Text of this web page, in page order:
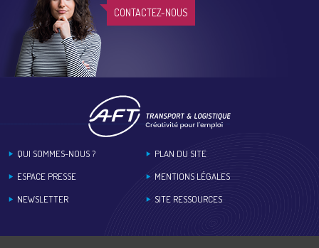
CONTACTEZ-NOUS
QUI SOMMES-NOUS ?
ESPACE PRESSE
NEWSLETTER
PLAN DU SITE
MENTIONS LÉGALES
SITE RESSOURCES